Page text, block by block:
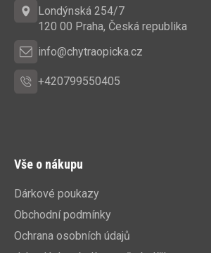
Londýnská 254/7
120 00 Praha, Česká republika
info@chytraopicka.cz
+420799550405
Vše o nákupu
Dárkové poukazy
Obchodní podmínky
Ochrana osobních údajů